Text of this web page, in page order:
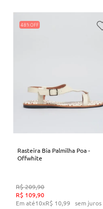
48%
Rasteira Bia Palmilha Poa -
Offwhite
R$209,90
R$ 109,90
Em até10xR$ 10,99 sem juros